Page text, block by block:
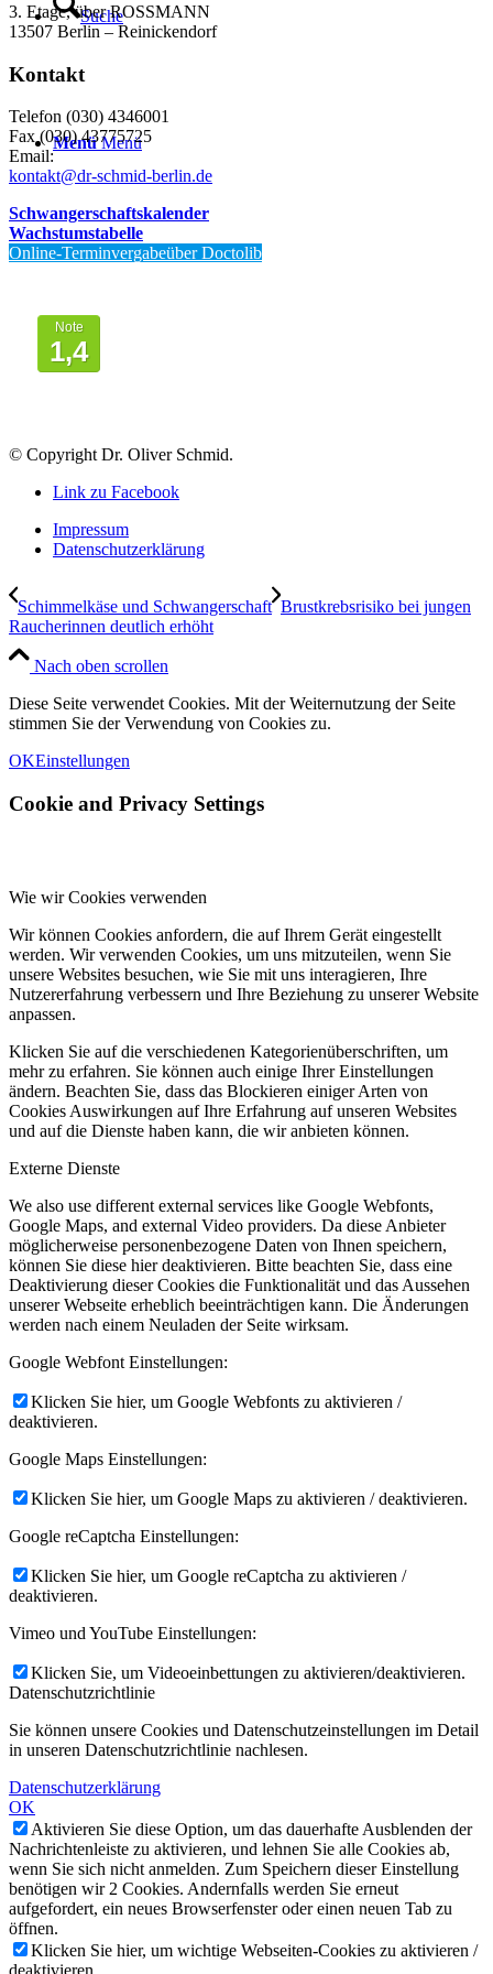
Suche
Menü Menü
3. Etage, über ROSSMANN
13507 Berlin – Reinickendorf
Kontakt
Telefon (030) 4346001
Fax (030) 43775725
Email:
kontakt@dr-schmid-berlin.de
Schwangerschaftskalender
Wachstumstabelle
Online-Terminvergabeüber Doctolib
Note
1,4
© Copyright Dr. Oliver Schmid.
Link zu Facebook
Impressum
Datenschutzerklärung
Schimmelkäse und Schwangerschaft Brustkrebsrisiko bei jungen
Raucherinnen deutlich erhöht
Nach oben scrollen
Diese Seite verwendet Cookies. Mit der Weiternutzung der Seite
stimmen Sie der Verwendung von Cookies zu.
OKEinstellungen
Cookie and Privacy Settings
Wie wir Cookies verwenden
Wir können Cookies anfordern, die auf Ihrem Gerät eingestellt
werden. Wir verwenden Cookies, um uns mitzuteilen, wenn Sie
unsere Websites besuchen, wie Sie mit uns interagieren, Ihre
Nutzererfahrung verbessern und Ihre Beziehung zu unserer Website
anpassen.
Klicken Sie auf die verschiedenen Kategorienüberschriften, um
mehr zu erfahren. Sie können auch einige Ihrer Einstellungen
ändern. Beachten Sie, dass das Blockieren einiger Arten von
Cookies Auswirkungen auf Ihre Erfahrung auf unseren Websites
und auf die Dienste haben kann, die wir anbieten können.
Externe Dienste
We also use different external services like Google Webfonts,
Google Maps, and external Video providers. Da diese Anbieter
möglicherweise personenbezogene Daten von Ihnen speichern,
können Sie diese hier deaktivieren. Bitte beachten Sie, dass eine
Deaktivierung dieser Cookies die Funktionalität und das Aussehen
unserer Webseite erheblich beeinträchtigen kann. Die Änderungen
werden nach einem Neuladen der Seite wirksam.
Google Webfont Einstellungen:
Klicken Sie hier, um Google Webfonts zu aktivieren /
deaktivieren.
Google Maps Einstellungen:
Klicken Sie hier, um Google Maps zu aktivieren / deaktivieren.
Google reCaptcha Einstellungen:
Klicken Sie hier, um Google reCaptcha zu aktivieren /
deaktivieren.
Vimeo und YouTube Einstellungen:
Klicken Sie, um Videoeinbettungen zu aktivieren/deaktivieren.
Datenschutzrichtlinie
Sie können unsere Cookies und Datenschutzeinstellungen im Detail
in unseren Datenschutzrichtlinie nachlesen.
Datenschutzerklärung
OK
Aktivieren Sie diese Option, um das dauerhafte Ausblenden der
Nachrichtenleiste zu aktivieren, und lehnen Sie alle Cookies ab,
wenn Sie sich nicht anmelden. Zum Speichern dieser Einstellung
benötigen wir 2 Cookies. Andernfalls werden Sie erneut
aufgefordert, ein neues Browserfenster oder einen neuen Tab zu
öffnen.
Klicken Sie hier, um wichtige Webseiten-Cookies zu aktivieren /
deaktivieren.